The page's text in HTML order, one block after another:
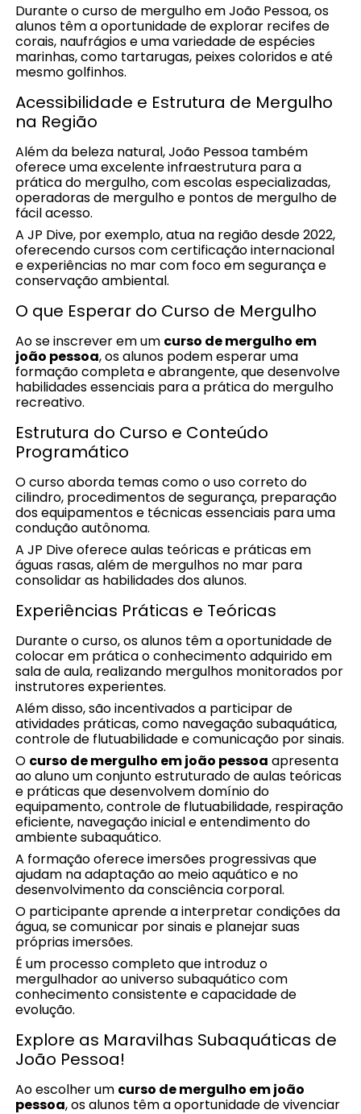
Durante o curso de mergulho em João Pessoa, os
alunos têm a oportunidade de explorar recifes de
corais, naufrágios e uma variedade de espécies
marinhas, como tartarugas, peixes coloridos e até
mesmo golfinhos.
Acessibilidade e Estrutura de Mergulho
na Região
Além da beleza natural, João Pessoa também
oferece uma excelente infraestrutura para a
prática do mergulho, com escolas especializadas,
operadoras de mergulho e pontos de mergulho de
fácil acesso.
A JP Dive, por exemplo, atua na região desde 2022,
oferecendo cursos com certificação internacional
e experiências no mar com foco em segurança e
conservação ambiental.
O que Esperar do Curso de Mergulho
Ao se inscrever em um curso de mergulho em
joão pessoa, os alunos podem esperar uma
formação completa e abrangente, que desenvolve
habilidades essenciais para a prática do mergulho
recreativo.
Estrutura do Curso e Conteúdo
Programático
O curso aborda temas como o uso correto do
cilindro, procedimentos de segurança, preparação
dos equipamentos e técnicas essenciais para uma
condução autônoma.
A JP Dive oferece aulas teóricas e práticas em
águas rasas, além de mergulhos no mar para
consolidar as habilidades dos alunos.
Experiências Práticas e Teóricas
Durante o curso, os alunos têm a oportunidade de
colocar em prática o conhecimento adquirido em
sala de aula, realizando mergulhos monitorados por
instrutores experientes.
Além disso, são incentivados a participar de
atividades práticas, como navegação subaquática,
controle de flutuabilidade e comunicação por sinais.
O curso de mergulho em joão pessoa apresenta
ao aluno um conjunto estruturado de aulas teóricas
e práticas que desenvolvem domínio do
equipamento, controle de flutuabilidade, respiração
eficiente, navegação inicial e entendimento do
ambiente subaquático.
A formação oferece imersões progressivas que
ajudam na adaptação ao meio aquático e no
desenvolvimento da consciência corporal.
O participante aprende a interpretar condições da
água, se comunicar por sinais e planejar suas
próprias imersões.
É um processo completo que introduz o
mergulhador ao universo subaquático com
conhecimento consistente e capacidade de
evolução.
Explore as Maravilhas Subaquáticas de
João Pessoa!
Ao escolher um curso de mergulho em joão
pessoa, os alunos têm a oportunidade de vivenciar